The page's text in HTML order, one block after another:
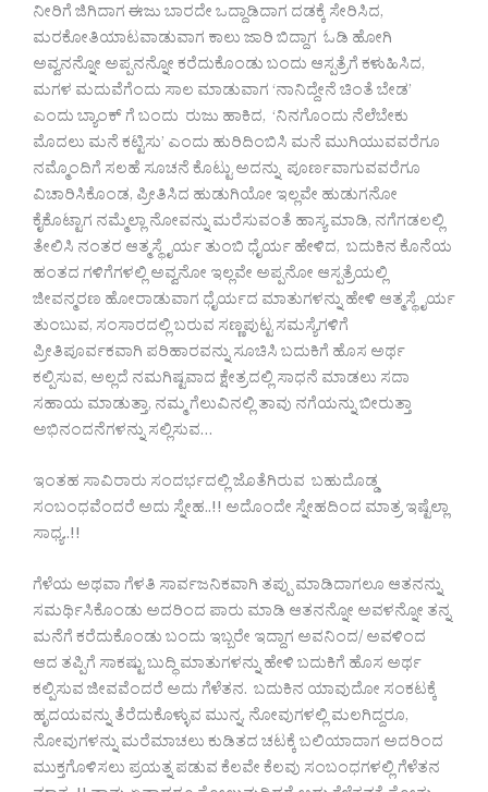
ನೀರಿಗೆ ಜಿಗಿದಾಗ ಈಜು ಬಾರದೇ ಒದ್ದಾಡಿದಾಗ ದಡಕ್ಕೆ ಸೇರಿಸಿದ,
ಮರಕೋತಿಯಾಟವಾಡುವಾಗ ಕಾಲು ಜಾರಿ ಬಿದ್ದಾಗ ಓಡಿ ಹೋಗಿ
ಅವ್ವನನ್ನೋ ಅಪ್ಪನನ್ನೋ ಕರೆದುಕೊಂಡು ಬಂದು ಆಸ್ಪತ್ರೆಗೆ ಕಳುಹಿಸಿದ,
ಮಗಳ ಮದುವೆಗೆಂದು ಸಾಲ ಮಾಡುವಾಗ ‘ನಾನಿದ್ದೇನೆ ಚಿಂತೆ ಬೇಡ’
ಎಂದು ಬ್ಯಾಂಕ್ ಗೆ ಬಂದು ರುಜು ಹಾಕಿದ, ‘ನಿನಗೊಂದು ನೆಲೆಬೇಕು
ಮೊದಲು ಮನೆ ಕಟ್ಟಿಸು’ ಎಂದು ಹುರಿದಿಂಬಿಸಿ ಮನೆ ಮುಗಿಯುವವರೆಗೂ
ನಮ್ಮೊಂದಿಗೆ ಸಲಹೆ ಸೂಚನೆ ಕೊಟ್ಟು ಅದನ್ನು ಪೂರ್ಣವಾಗುವವರೆಗೂ
ವಿಚಾರಿಸಿಕೊಂಡ, ಪ್ರೀತಿಸಿದ ಹುಡುಗಿಯೋ ಇಲ್ಲವೇ ಹುಡುಗನೋ
ಕೈಕೊಟ್ಟಾಗ ನಮ್ಮೆಲ್ಲಾ ನೋವನ್ನು ಮರೆಸುವಂತೆ ಹಾಸ್ಯ ಮಾಡಿ, ನಗೆಗಡಲಲ್ಲಿ
ತೇಲಿಸಿ ನಂತರ ಆತ್ಮಸ್ಥೈರ್ಯ ತುಂಬಿ ಧೈರ್ಯ ಹೇಳಿದ, ಬದುಕಿನ ಕೊನೆಯ
ಹಂತದ ಗಳಿಗೆಗಳಲ್ಲಿ ಅವ್ವನೋ ಇಲ್ಲವೇ ಅಪ್ಪನೋ ಆಸ್ಪತ್ರೆಯಲ್ಲಿ
ಜೀವನ್ಮರಣ ಹೋರಾಡುವಾಗ ಧೈರ್ಯದ ಮಾತುಗಳನ್ನು ಹೇಳಿ ಆತ್ಮಸ್ಥೈರ್ಯ
ತುಂಬುವ, ಸಂಸಾರದಲ್ಲಿ ಬರುವ ಸಣ್ಣಪುಟ್ಟ ಸಮಸ್ಯೆಗಳಿಗೆ
ಪ್ರೀತಿಪೂರ್ವಕವಾಗಿ ಪರಿಹಾರವನ್ನು ಸೂಚಿಸಿ ಬದುಕಿಗೆ ಹೊಸ ಅರ್ಥ
ಕಲ್ಪಿಸುವ, ಅಲ್ಲದೆ ನಮಗಿಷ್ಟವಾದ ಕ್ಷೇತ್ರದಲ್ಲಿ ಸಾಧನೆ ಮಾಡಲು ಸದಾ
ಸಹಾಯ ಮಾಡುತ್ತಾ, ನಮ್ಮ ಗೆಲುವಿನಲ್ಲಿ ತಾವು ನಗೆಯನ್ನು ಬೀರುತ್ತಾ
ಅಭಿನಂದನೆಗಳನ್ನು ಸಲ್ಲಿಸುವ…
ಇಂತಹ ಸಾವಿರಾರು ಸಂದರ್ಭದಲ್ಲಿ ಜೊತೆಗಿರುವ ಬಹುದೊಡ್ಡ
ಸಂಬಂಧವೆಂದರೆ ಅದು ಸ್ನೇಹ..!! ಅದೊಂದೇ ಸ್ನೇಹದಿಂದ ಮಾತ್ರ ಇಷ್ಟೆಲ್ಲಾ
ಸಾಧ್ಯ..!!
ಗೆಳೆಯ ಅಥವಾ ಗೆಳತಿ ಸಾರ್ವಜನಿಕವಾಗಿ ತಪ್ಪು ಮಾಡಿದಾಗಲೂ ಆತನನ್ನು
ಸಮರ್ಥಿಸಿಕೊಂಡು ಅದರಿಂದ ಪಾರು ಮಾಡಿ ಆತನನ್ನೋ ಅವಳನ್ನೋ ತನ್ನ
ಮನೆಗೆ ಕರೆದುಕೊಂಡು ಬಂದು ಇಬ್ಬರೇ ಇದ್ದಾಗ ಅವನಿಂದ/ ಅವಳಿಂದ
ಆದ ತಪ್ಪಿಗೆ ಸಾಕಷ್ಟು ಬುದ್ಧಿ ಮಾತುಗಳನ್ನು ಹೇಳಿ ಬದುಕಿಗೆ ಹೊಸ ಅರ್ಥ
ಕಲ್ಪಿಸುವ ಜೀವವೆಂದರೆ ಅದು ಗೆಳೆತನ. ಬದುಕಿನ ಯಾವುದೋ ಸಂಕಟಕ್ಕೆ
ಹೃದಯವನ್ನು ತೆರೆದುಕೊಳ್ಳುವ ಮುನ್ನ, ನೋವುಗಳಲ್ಲಿ ಮಲಗಿದ್ದರೂ,
ನೋವುಗಳನ್ನು ಮರೆಮಾಚಲು ಕುಡಿತದ ಚಟಕ್ಕೆ ಬಲಿಯಾದಾಗ ಅದರಿಂದ
ಮುಕ್ತಗೊಳಿಸಲು ಪ್ರಯತ್ನ ಪಡುವ ಕೆಲವೇ ಕೆಲವು ಸಂಬಂಧಗಳಲ್ಲಿ ಗೆಳೆತನ